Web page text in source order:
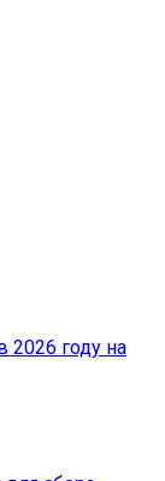
2026 году на